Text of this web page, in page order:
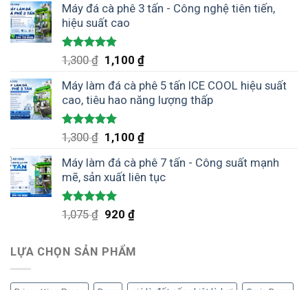
Máy đá cà phê 3 tấn - Công nghệ tiên tiến,
hiệu suất cao
Được xếp
hạng
4.75
5 sao
1,300₫ Giá
là:
1,300 ₫.
1,100₫Giá
tại
là:
Máy làm đá cà phê 5 tấn ICE COOL hiệu suất
cao, tiêu hao năng lượng thấp
Được xếp
hạng
5.00
5 sao
1,300₫ Giá
là:
1,300 ₫.
1,100₫Giá
tại
là:
Máy làm đá cà phê 7 tấn - Công suất mạnh
mẽ, sản xuất liên tục
Được xếp
hạng
5.00
1,075₫ Giá
1,075 ₫.
920₫Giá
là:
LỰA CHỌN SẢN PHẨM